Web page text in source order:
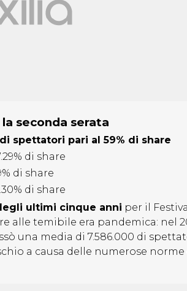
seconda serata
spettatori pari al 59% di share
di share
di share
di share
ultimi cinque anni per il
alle temibile era pandemica: nel
una media di 7.586.000 di
a causa delle numerose